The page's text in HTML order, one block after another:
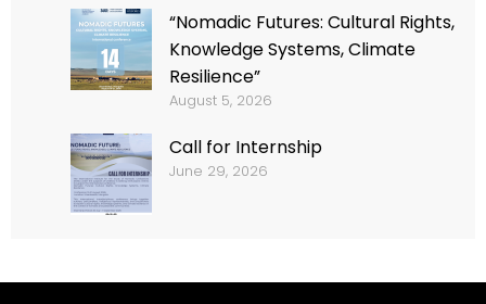
“Nomadic Futures: Cultural Rights,
Knowledge Systems, Climate
Resilience”
August 5, 2026
Call for Internship
June 29, 2026